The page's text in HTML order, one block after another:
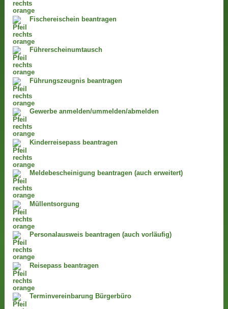
Fischereischein beantragen
Führerscheinumtausch
Führungszeugnis beantragen
Gewerbe anmelden/ummelden/abmelden
Kinderreisepass beantragen
Meldebescheinigung beantragen (auch erweitert)
Müllentsorgung
Personalausweis beantragen (auch vorläufig)
Reisepass beantragen
Terminvereinbarung Bürgerbüro